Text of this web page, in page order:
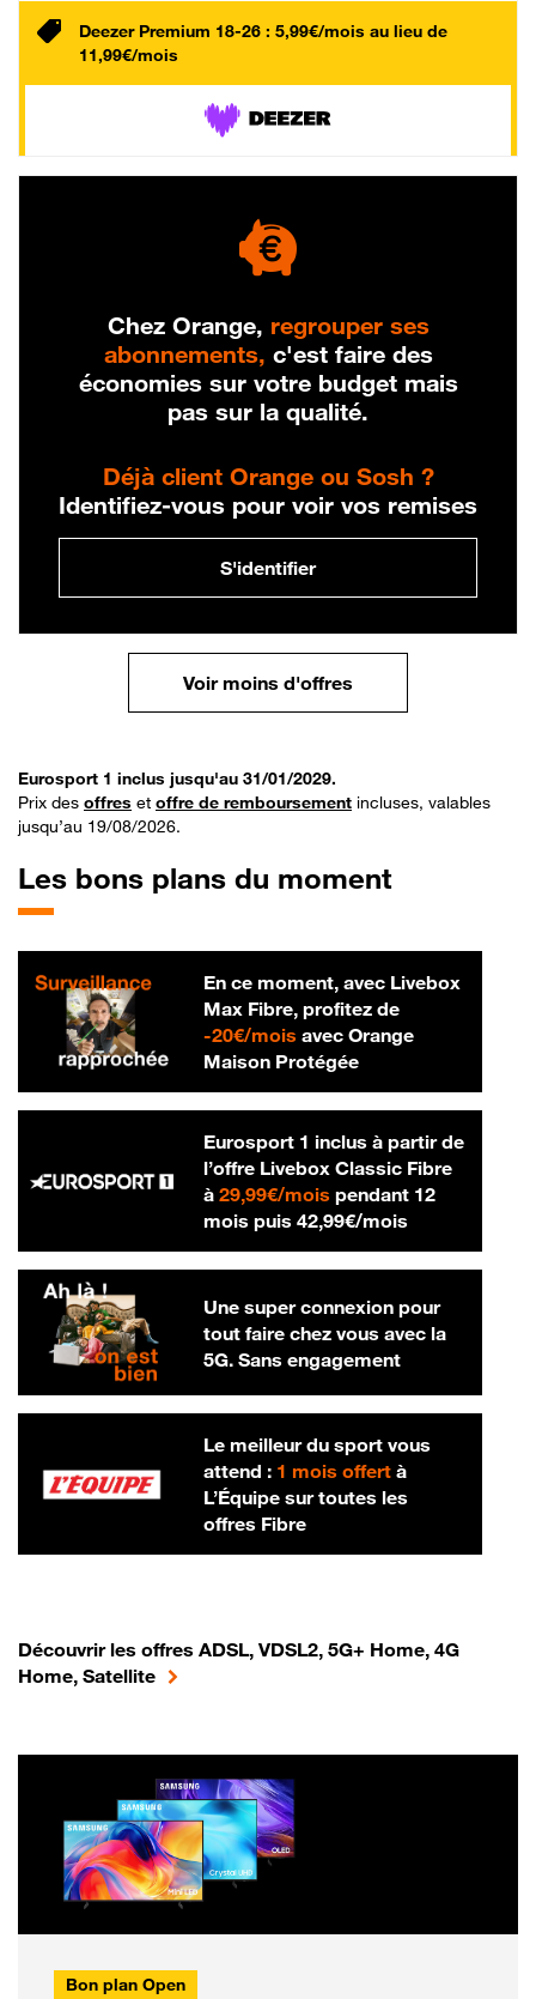
Deezer Premium 18-26 : 5,99€/mois au lieu de
11,99€/mois
Chez Orange, regrouper ses
abonnements, c'est faire des
économies sur votre budget mais
pas sur la qualité.
Déjà client Orange ou Sosh ?
Identifiez-vous pour voir vos remises
S'identifier
Voir moins d'offres
Eurosport 1 inclus jusqu'au 31/01/2029.
Prix des offres et offre de remboursement incluses, valables
jusqu’au 19/08/2026.
Les bons plans du moment
En ce moment, avec Livebox
Max Fibre, profitez de
-20€/mois20 € par mois
avec Orange
Maison Protégée
Eurosport 1 inclus à partir de
l’offre Livebox Classic Fibre
à 29,99€/mois29,99 € par mois
pendant 12
mois puis 42,99€/mois42,99 € par
Une super connexion pour
tout faire chez vous avec la
5G. Sans engagement
Le meilleur du sport vous
attend : 1 mois offertà
L’Équipe sur toutes les
offres Fibre
Découvrir les offres ADSL, VDSL2, 5G+ Home, 4G
Home, Satellite
Bon plan Open